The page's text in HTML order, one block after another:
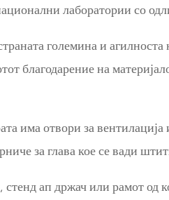
лаборатории со
големина и
благодарение на
има отвори за
за глава кое се вади
ап држач или рамот од